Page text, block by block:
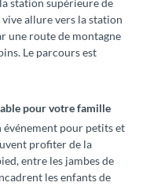
station supérieure de
allure vers la station
une route de montagne
Le parcours est
pour votre famille
pour petits et
profiter de la
entre les jambes de
les enfants de